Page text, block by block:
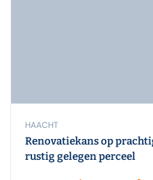
HAACHT
Renovatiekans op
rustig gelegen perceel